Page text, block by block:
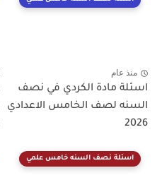
منذ عام
اسئلة مادة الكردي في نصف
السنه لصف الخامس الاعدادي
2026
اسئلة نصف السنه خامس علمي